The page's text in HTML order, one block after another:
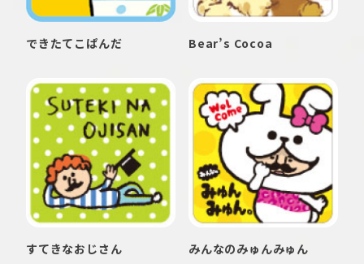
できたてこぱんだ Bear’s Cocoa
すてきなおじさん みんなのみゅんみゅん